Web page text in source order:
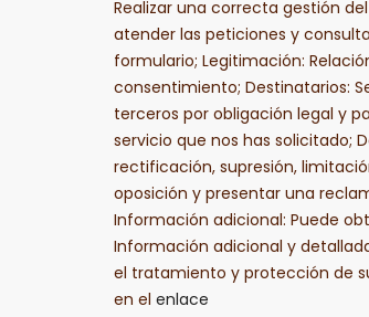
Realizar una correcta gestión
atender las peticiones y
formulario; Legitimación:
consentimiento; Destinatarios:
terceros por obligación legal y
servicio que nos has solicitado;
rectificación, supresión,
oposición y presentar una
Información adicional: Puede
Información adicional y
el tratamiento y protección de
en el enlace